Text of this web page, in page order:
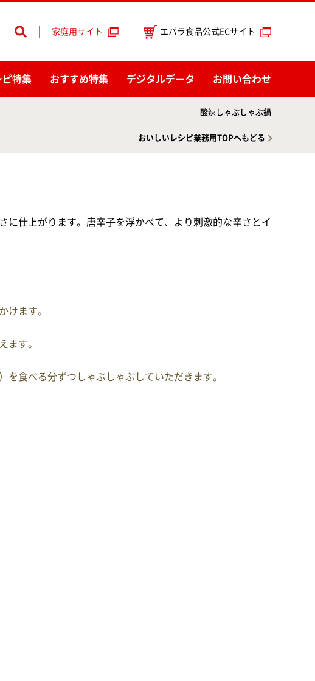
ピ特集 おすすめ特集 デジタルデータ お問い合わせ
家庭用サイト エバラ食品公式ECサイト
酸辣しゃぶしゃぶ鍋
おいしいレシピ業務用TOPへもどる
仕上がります。唐辛子を浮かべて、より刺激的な辛さとイ
けます。
ます。
を食べる分ずつしゃぶしゃぶしていただきます。